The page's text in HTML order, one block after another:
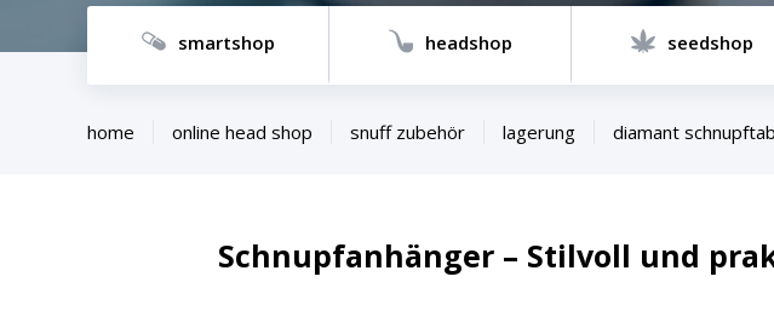
smartshop headshop seedshop
home online head shop snuff zubehör lagerung diamant
Schnupfanhänger – Stilvoll und